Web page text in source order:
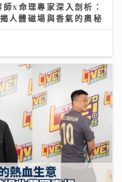
x命理專家深入剖析：
人體磁場與香氣的奧秘